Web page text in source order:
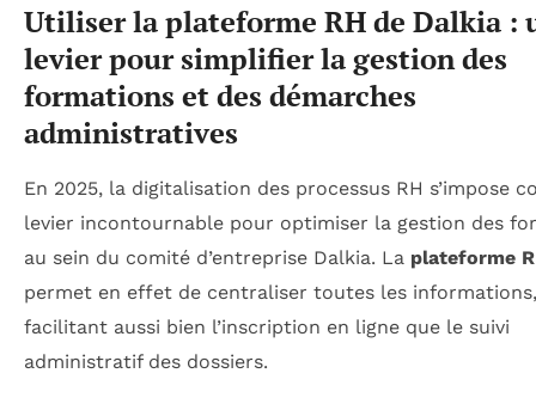
Utiliser la plateforme RH de Dalkia :
levier pour simplifier la gestion des
formations et des démarches
administratives
En 2025, la digitalisation des processus RH s’impose
levier incontournable pour optimiser la gestion des
au sein du comité d’entreprise Dalkia. La plateforme
permet en effet de centraliser toutes les informations,
facilitant aussi bien l’inscription en ligne que le suivi
administratif des dossiers.